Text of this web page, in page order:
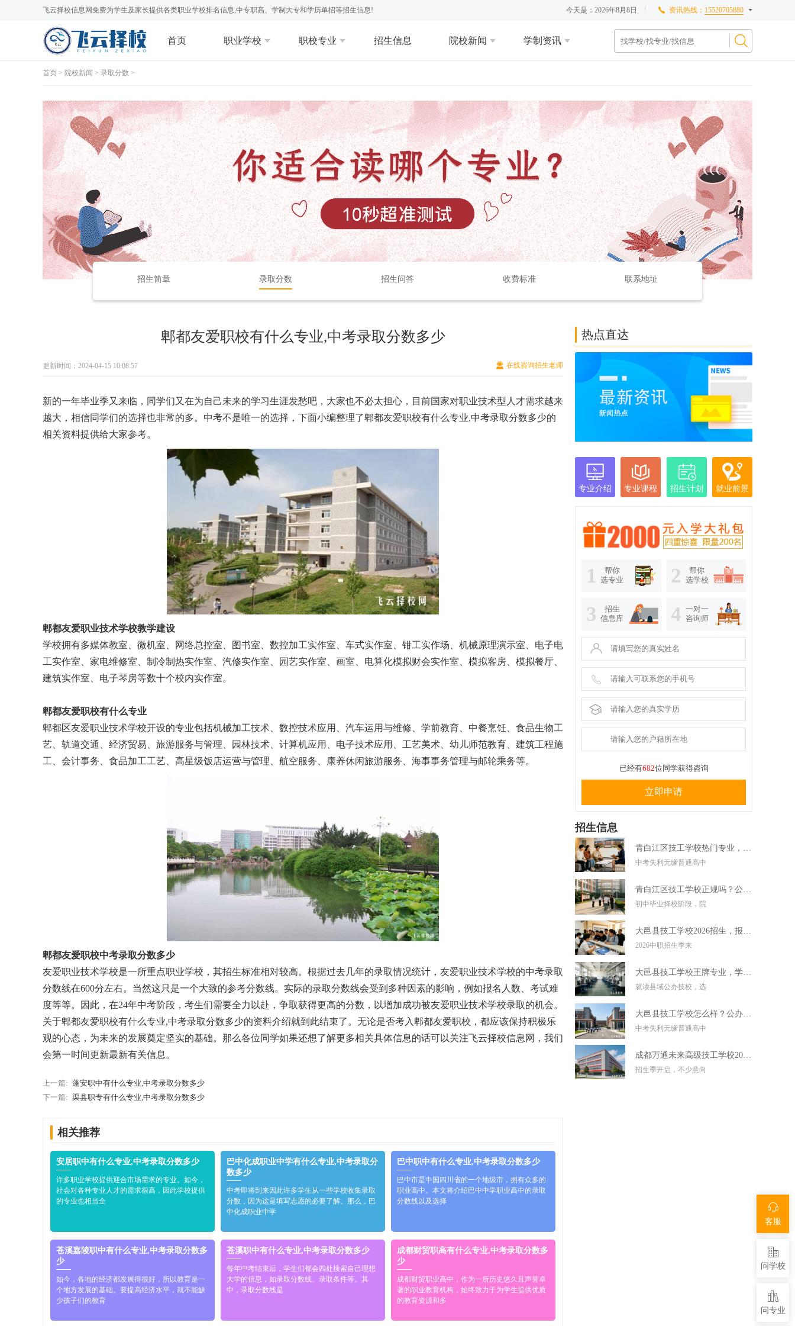
飞云择校信息网免费为学生及家长提供各类职业学校排名信息,中专职高、学制大专和学历单招等招生信息! 今天是： 2026年8月8日 资讯热线： 15520705880
首页 职业学校 职校专业 招生信息 院校新闻 学制资讯
首页 > 院校新闻 > 录取分数 >
招生简章 录取分数 招生问答 收费标准 联系地址
热点直达
专业介绍 专业课程 招生计划 就业前景
1
帮你
选专业
2
帮你
选学校
3
招生
信息库
4 一对一
咨询师
已经有682位同学获得咨询
立即申请
招生信息
中考失利无缘普通高中
初中毕业择校阶段，院
2026中职招生季来
就读县域公办技校，选
中考失利无缘普通高中
招生季开启，不少意向
郫都友爱职校有什么专业,中考录取分数多少
更新时间：2024-04-15 10:08:57 在线咨询招生老师
新的一年毕业季又来临 ， 同学们又在为自己未来的学习生涯发愁吧 ， 大家也不必太担心 ， 目前国家对职业技术型人才需求越来
越大 ， 相信同学们的选择也非常的多。中考不是唯一的选择 ， 下面小编整理了郫都友爱职校有什么专业,中考录取分数多少的
相关资料提供给大家参考。
郫都友爱职业技术学校教学建设
学校拥有多媒体教室、微机室、网络总控室、图书室、数控加工实作室、车式实作室、钳工实作场、机械原理演示室、电子电
工实作室、家电维修室、制冷制热实作室、汽修实作室、园艺实作室、画室、电算化模拟财会实作室、模拟客房、模拟餐厅、
建筑实作室、电子琴房等数十个校内实作室。
郫都友爱职校有什么专业
郫都区友爱职业技术学校开设的专业包括机械加工技术、数控技术应用、汽车运用与维修、学前教育、中餐烹饪、食品生物工
艺、轨道交通、经济贸易、旅游服务与管理、园林技术、计算机应用、电子技术应用、工艺美术、幼儿师范教育、建筑工程施
工、会计事务、食品加工工艺、高星级饭店运营与管理、航空服务、康养休闲旅游服务、海事事务管理与邮轮乘务等。
郫都友爱职校中考录取分数多少
友爱职业技术学校是一所重点职业学校 ， 其招生标准相对较高。根据过去几年的录取情况统计 ， 友爱职业技术学校的中考录取
分数线在600分左右。当然这只是一个大致的参考分数线。实际的录取分数线会受到多种因素的影响 ， 例如报名人数、考试难
度等等。因此 ， 在24年中考阶段 ， 考生们需要全力以赴 ， 争取获得更高的分数 ， 以增加成功被友爱职业技术学校录取的机会。
关于郫都友爱职校有什么专业,中考录取分数多少的资料介绍就到此结束了。无论是否考入郫都友爱职校 ， 都应该保持积极乐
观的心态 ， 为未来的发展奠定坚实的基础。那么各位同学如果还想了解更多相关具体信息的话可以关注飞云择校信息网 ， 我们
会第一时间更新最新有关信息。
上一篇: 蓬安职中有什么专业,中考录取分数多少
下一篇: 渠县职专有什么专业,中考录取分数多少
相关推荐
安居职中有什么专业,中考录取分数多少
许多职业学校提供迎合市场需求的专业。如今，
社会对各种专业人才的需求很高，因此学校提供
的专业也相当全
巴中化成职业中学有什么专业,中考录取分
数多少
中考即将到来因此许多学生从一些学校收集录取
分数，因为这是填写志愿的必要了解。那么，巴
中化成职业中学
巴中职中有什么专业,中考录取分数多少
巴中市是中国四川省的一个地级市，拥有众多的
职业高中。本文将介绍巴中中学职业高中的录取
分数线以及选择
苍溪嘉陵职中有什么专业,中考录取分数多
少
如今，各地的经济都发展得很好，所以教育是一
个地方发展的基础。要提高经济水平，就不能缺
少孩子们的教育
苍溪职中有什么专业,中考录取分数多少
每年中考结束后，学生们都会四处搜索自己理想
大学的信息，如录取分数线、录取条件等。其
中，录取分数线是
成都财贸职高有什么专业,中考录取分数多
少
成都财贸职业高中，作为一所历史悠久且声誉卓
著的职业教育机构，始终致力于为学生提供优质
的教育资源和多
客服
问学校
问专业